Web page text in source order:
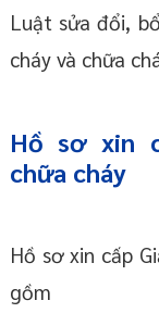
Luật sửa đổi,
cháy và chữa
Hồ sơ xin
chữa cháy
Hồ sơ xin cấp
gồm